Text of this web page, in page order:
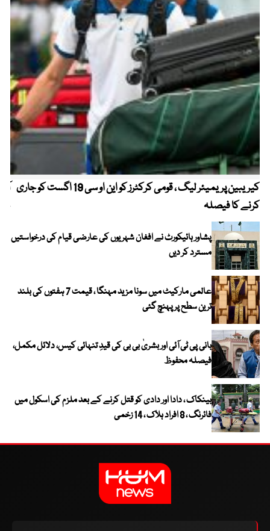
کیریبین پریمیئر لیگ ، قومی کرکٹرز کو این او سی 19 اگست کو جاری
کرنے کا فیصلہ
پشاور ہائیکورٹ نے افغان شہریوں کی عارضی قیام کی درخواستیں
مسترد کر دیں
عالمی مارکیٹ میں سونا مزید مہنگا ، قیمت 7 ہفتوں کی بلند
ترین سطح پر پہنچ گئی
بانی پی ٹی آئی اور بشریٰ بی بی کی قیدِ تنہائی کیس، دلائل مکمل،
فیصلہ محفوظ
بینکاک ، دادا اور دادی کو قتل کرنے کے بعد ملزم کی اسکول میں
فائرنگ ، 8 افراد ہلاک ، 14 زخمی